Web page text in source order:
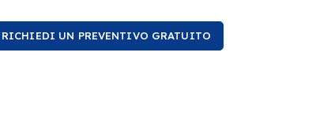
RICHIEDI UN PREVENTIVO GRATUITO